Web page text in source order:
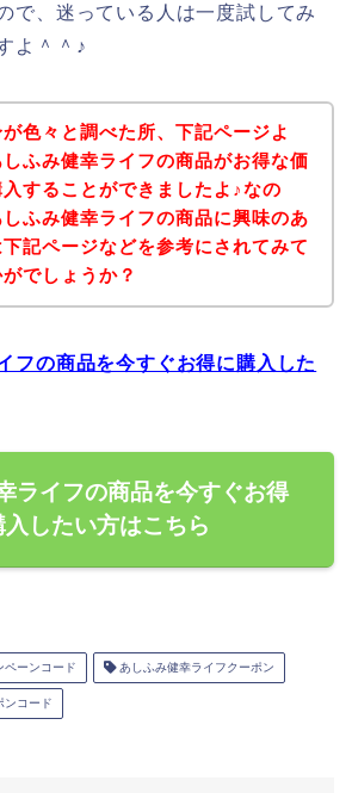
で、迷っている人は一度試してみ
よ＾＾♪
色々と調べた所、下記ページよ
しふみ健幸ライフの商品がお得な価
することができましたよ♪なの
ふみ健幸ライフの商品に興味のあ
記ページなどを参考にされてみて
でしょうか？
フの商品を今すぐお得に購入した
ライフの商品を今すぐお得
入したい方はこちら
ーンコード あしふみ健幸ライフクーポン
ンコード